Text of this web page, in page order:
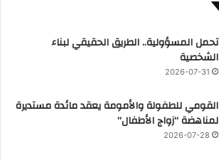
تحمل المسؤولية.. الطريق الحقيقي لبناء
الشخصية
2026-07-31
القومي للطفولة والأمومة يعقد مائدة مستديرة
لمناهضة “زواج الأطفال”
2026-07-28